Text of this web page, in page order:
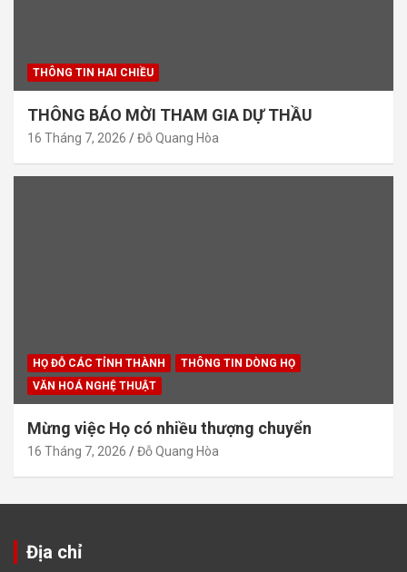
THÔNG TIN HAI CHIỀU
THÔNG BÁO MỜI THAM GIA DỰ THẦU
16 Tháng 7, 2026 Đỗ Quang Hòa
HỌ ĐỖ CÁC TỈNH THÀNH
THÔNG TIN DÒNG HỌ
VĂN HOÁ NGHỆ THUẬT
Mừng việc Họ có nhiều thượng chuyển
16 Tháng 7, 2026 Đỗ Quang Hòa
Địa chỉ